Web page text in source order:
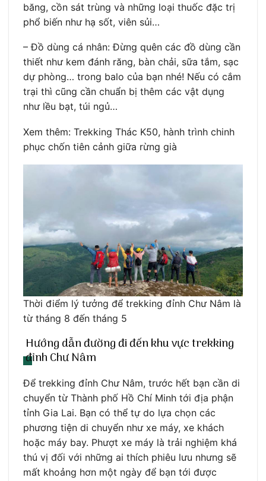
băng, cồn sát trùng và những loại thuốc đặc trị
phổ biến như hạ sốt, viên sủi…
– Đồ dùng cá nhân: Đừng quên các đồ dùng cần
thiết như kem đánh răng, bàn chải, sữa tắm, sạc
dự phòng… trong balo của bạn nhé! Nếu có cắm
trại thì cũng cần chuẩn bị thêm các vật dụng
như lều bạt, túi ngủ…
Xem thêm: Trekking Thác K50, hành trình chinh
phục chốn tiên cảnh giữa rừng già
Thời điểm lý tưởng để trekking đỉnh Chư Nâm là
từ tháng 8 đến tháng 5
Hướng dẫn đường đi đến khu vực trekking
đỉnh Chư Nâm
Để trekking đỉnh Chư Nâm, trước hết bạn cần di
chuyển từ Thành phố Hồ Chí Minh tới địa phận
tỉnh Gia Lai. Bạn có thể tự do lựa chọn các
phương tiện di chuyển như xe máy, xe khách
hoặc máy bay. Phượt xe máy là trải nghiệm khá
thú vị đối với những ai thích phiêu lưu nhưng sẽ
mất khoảng hơn một ngày để bạn tới được